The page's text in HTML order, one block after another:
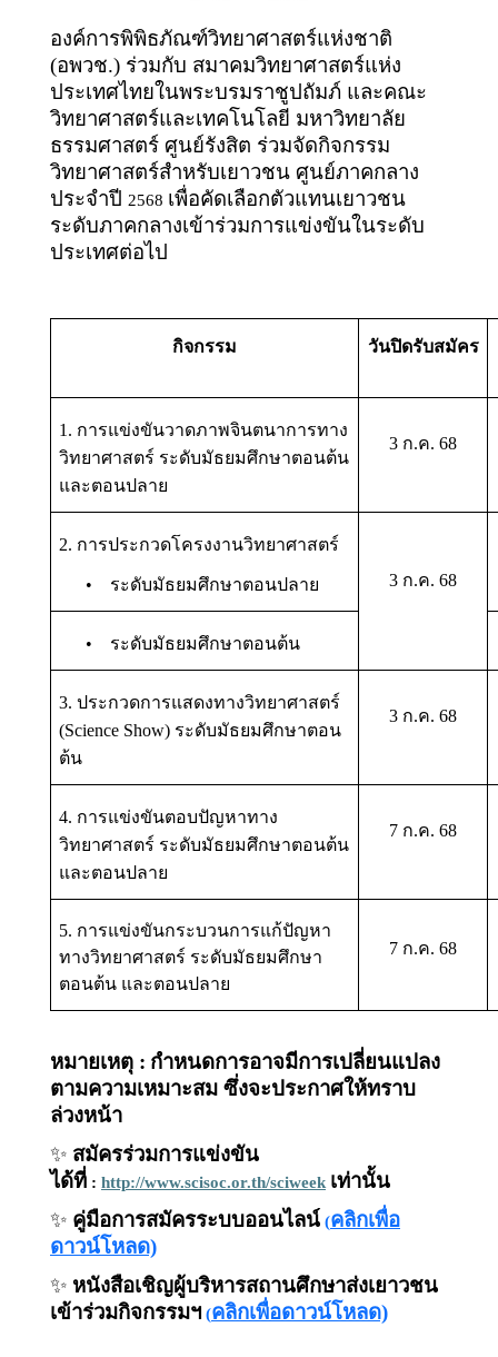
องค์การพิพิธภัณฑ์วิทยาศาสตร์แห่งชาติ
(อพวช.) ร่วมกับ สมาคมวิทยาศาสตร์แห่ง
ประเทศไทยในพระบรมราชูปถัมภ์ และคณะ
วิทยาศาสตร์และเทคโนโลยี มหาวิทยาลัย
ธรรมศาสตร์ ศูนย์รังสิต ร่วมจัดกิจกรรม
วิทยาศาสตร์สำหรับเยาวชน ศูนย์ภาคกลาง
ประจำปี 2568 เพื่อคัดเลือกตัวแทนเยาวชน
ระดับภาคกลางเข้าร่วมการแข่งขันในระดับ
ประเทศต่อไป
กิจกรรม วันปิดรับสมัคร
1. การแข่งขันวาดภาพจินตนาการทาง
วิทยาศาสตร์ ระดับมัธยมศึกษาตอนต้น
และตอนปลาย
3 ก.ค. 68
2. การประกวดโครงงานวิทยาศาสตร์
• ระดับมัธยมศึกษาตอนปลาย 3 ก.ค. 68
• ระดับมัธยมศึกษาตอนต้น
3. ประกวดการแสดงทางวิทยาศาสตร์
(Science Show) ระดับมัธยมศึกษาตอน
ต้น
3 ก.ค. 68
4. การแข่งขันตอบปัญหาทาง
วิทยาศาสตร์ ระดับมัธยมศึกษาตอนต้น
และตอนปลาย
7 ก.ค. 68
5. การแข่งขันกระบวนการแก้ปัญหา
ทางวิทยาศาสตร์ ระดับมัธยมศึกษา
ตอนต้น และตอนปลาย
7 ก.ค. 68
หมายเหตุ : กำหนดการอาจมีการเปลี่ยนแปลง
ตามความเหมาะสม ซึ่งจะประกาศให้ทราบ
ล่วงหน้า
✨ สมัครร่วมการแข่งขัน
ได้ที่ : http://www.scisoc.or.th/sciweek เท่านั้น
✨ คู่มือการสมัครระบบออนไลน์ (คลิกเพื่อ
ดาวน์โหลด)
✨ หนังสือเชิญผู้บริหารสถานศึกษาส่งเยาวชน
เข้าร่วมกิจกรรมฯ (คลิกเพื่อดาวน์โหลด)